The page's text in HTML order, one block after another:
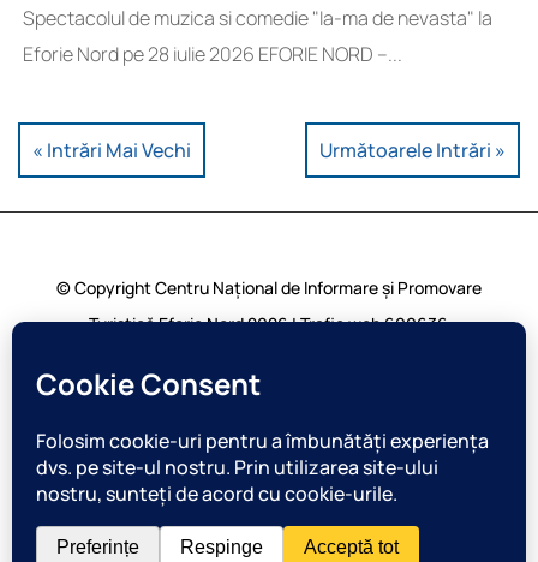
Spectacolul de muzica si comedie "Ia-ma de nevasta" la
Eforie Nord pe 28 iulie 2026 EFORIE NORD –...
« Intrări Mai Vechi Următoarele Intrări »
© Copyright Centru Național de Informare și Promovare
Turistică Eforie Nord 2026 | Trafic web600636